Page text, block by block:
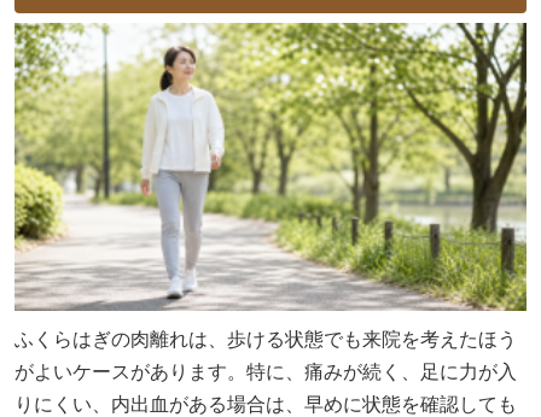
ふくらはぎの肉離れは、歩ける状態でも来院を考えたほう
がよいケースがあります。特に、痛みが続く、足に力が入
りにくい、内出血がある場合は、早めに状態を確認しても